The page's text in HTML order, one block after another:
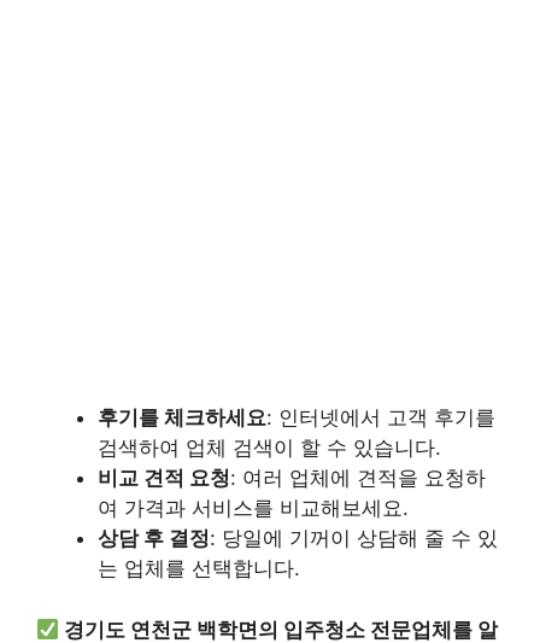
후기를 체크하세요: 인터넷에서 고객 후기를
검색하여 업체 검색이 할 수 있습니다.
비교 견적 요청: 여러 업체에 견적을 요청하
여 가격과 서비스를 비교해보세요.
상담 후 결정: 당일에 기꺼이 상담해 줄 수 있
는 업체를 선택합니다.
경기도 연천군 백학면의 입주청소 전문업체를 알